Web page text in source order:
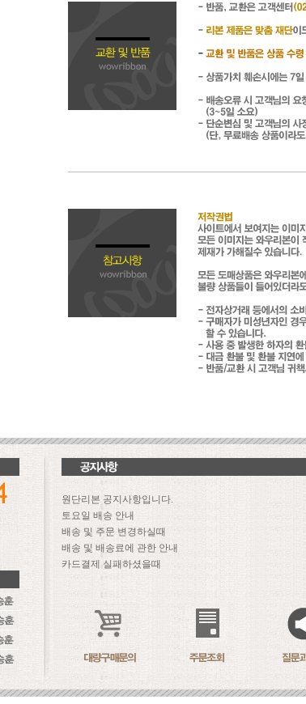
원단리본 공지사항입니다.
토요일 배송 안내
배송 및 주문 변경하실때
배송 및 배송료에 관한 안내
카드결제 실패하셨을때